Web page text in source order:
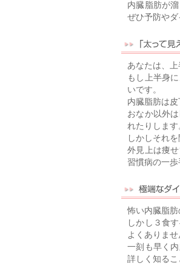
内臓脂肪が
ぜひ予防やダ
あなたは、
もし上半身
いです。
内臓脂肪は
おなか以外
れたりします
しかしそれ
外見上は痩
習慣病の一
怖い内臓脂肪
しかし３食
よくありま
一刻も早く
詳しく知るこ